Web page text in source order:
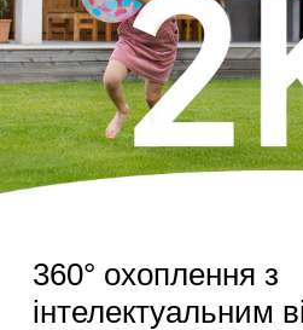
360° охоплення з
інтелектуальним